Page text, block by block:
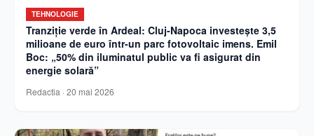
TEHNOLOGIE
Tranziție verde în Ardeal: Cluj-Napoca investește 3,5
milioane de euro într-un parc fotovoltaic imens. Emil
Boc: „50% din iluminatul public va fi asigurat din
energie solară”
Redactia · 20 mai 2026